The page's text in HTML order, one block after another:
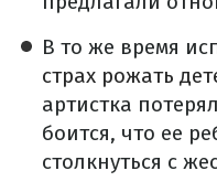
В то же время
страх рожать
артистка
боится, что ее
столкнуться с